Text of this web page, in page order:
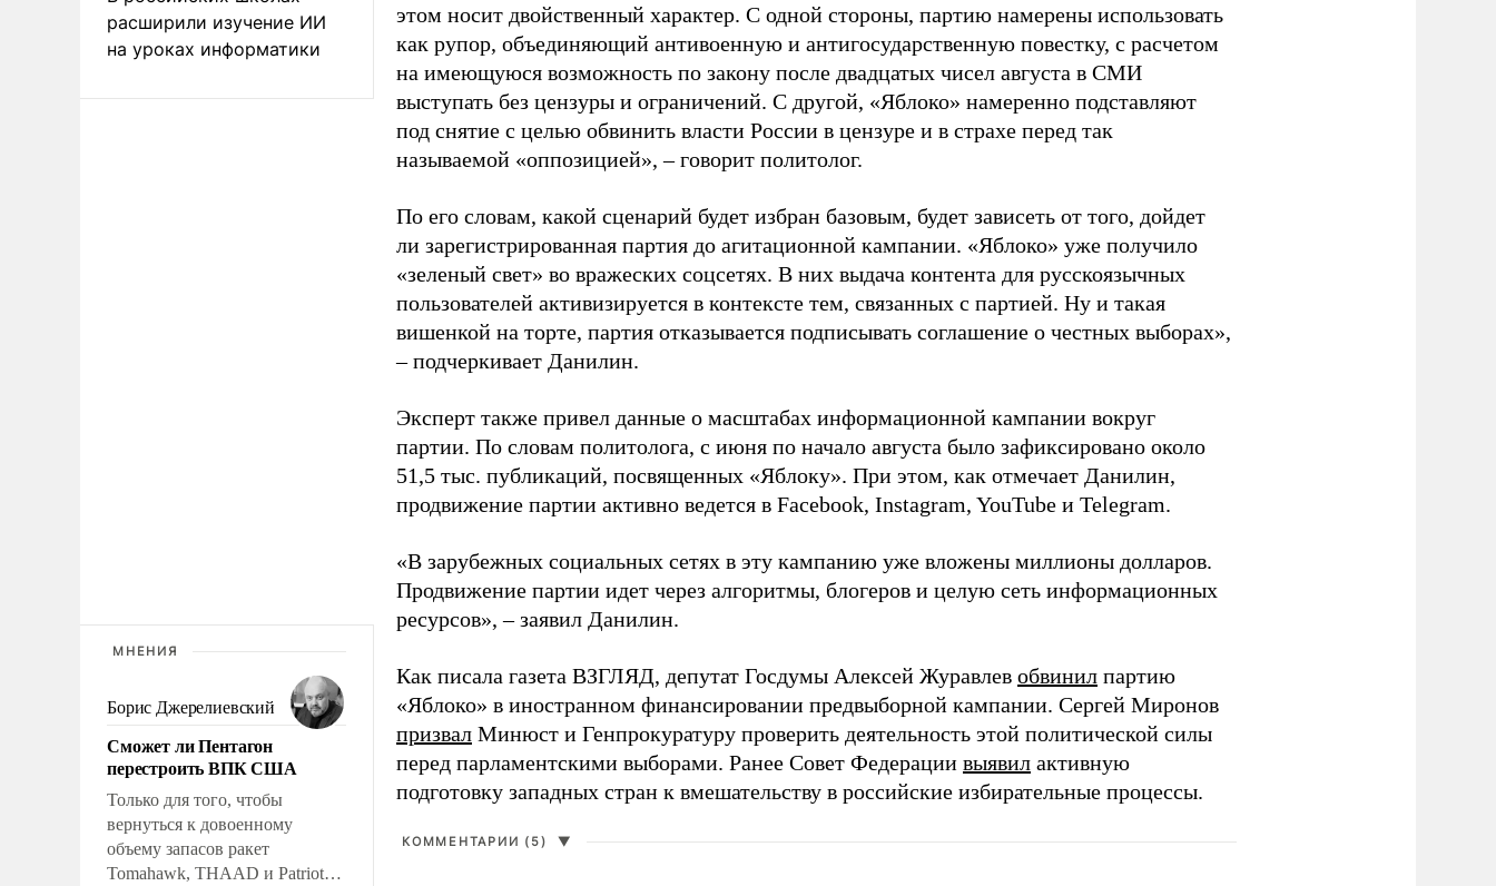
расширили изучение ИИ
на уроках информатики
МНЕНИЯ
Борис Джерелиевский
Сможет ли Пентагон
перестроить ВПК США
Только для того, чтобы
вернуться к довоенному
объему запасов ракет
Tomahawk, THAAD и Patriot
этом носит двойственный характер. С одной стороны, партию намерены использовать
как рупор, объединяющий антивоенную и антигосударственную повестку, с расчетом
на имеющуюся возможность по закону после двадцатых чисел августа в СМИ
выступать без цензуры и ограничений. С другой, «Яблоко» намеренно подставляют
под снятие с целью обвинить власти России в цензуре и в страхе перед так
называемой «оппозицией», – говорит политолог.
По его словам, какой сценарий будет избран базовым, будет зависеть от того, дойдет
ли зарегистрированная партия до агитационной кампании. «Яблоко» уже получило
«зеленый свет» во вражеских соцсетях. В них выдача контента для русскоязычных
пользователей активизируется в контексте тем, связанных с партией. Ну и такая
вишенкой на торте, партия отказывается подписывать соглашение о честных выборах»,
– подчеркивает Данилин.
Эксперт также привел данные о масштабах информационной кампании вокруг
партии. По словам политолога, с июня по начало августа было зафиксировано около
51,5 тыс. публикаций, посвященных «Яблоку». При этом, как отмечает Данилин,
продвижение партии активно ведется в Facebook, Instagram, YouTube и Telegram.
«В зарубежных социальных сетях в эту кампанию уже вложены миллионы долларов.
Продвижение партии идет через алгоритмы, блогеров и целую сеть информационных
ресурсов», – заявил Данилин.
Как писала газета ВЗГЛЯД, депутат Госдумы Алексей Журавлев обвинил партию
«Яблоко» в иностранном финансировании предвыборной кампании. Сергей Миронов
призвал Минюст и Генпрокуратуру проверить деятельность этой политической силы
перед парламентскими выборами. Ранее Совет Федерации выявил активную
подготовку западных стран к вмешательству в российские избирательные процессы.
КОММЕНТАРИИ (5) ▼